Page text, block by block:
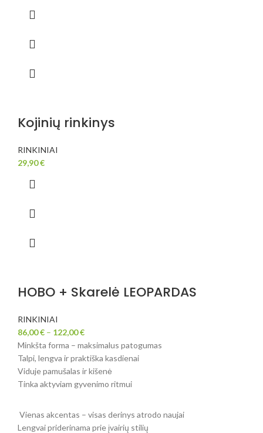
Kojinių rinkinys
RINKINIAI
29,90€
HOBO + Skarelė LEOPARDAS
RINKINIAI
86,00€ – 122,00€
Minkšta forma – maksimalus patogumas
Talpi, lengva ir praktiška kasdienai
Viduje pamušalas ir kišenė
Tinka aktyviam gyvenimo ritmui
Vienas akcentas – visas derinys atrodo naujai
Lengvai priderinama prie įvairių stilių